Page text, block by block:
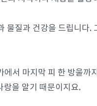
물질과 건강을 드립니다.
서 마지막 피 한 방울까
랑을 알기 때문이지요.